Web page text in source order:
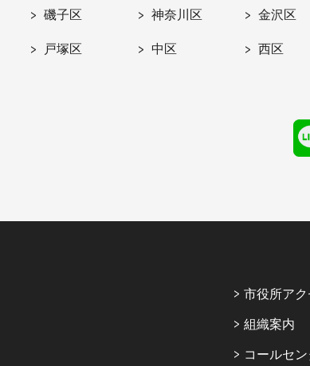
磯子区 神奈川区 金沢区
戸塚区 中区 西区
市役所ア
組織案内
コールセ